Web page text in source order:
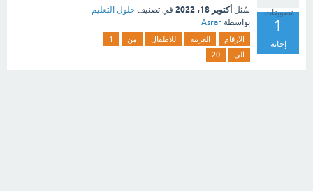
تصويتات
1
إجابة
سُئل أكتوبر 18، 2022 في تصنيف حلول التعليم
بواسطة Asrar
الارقام العربية للاطفال من
1
الى
20